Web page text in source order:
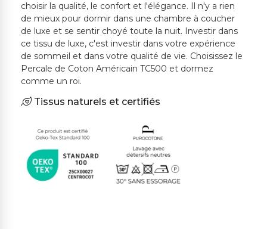
choisir la qualité, le confort et l'élégance. Il n'y a rien
de mieux pour dormir dans une chambre à coucher
de luxe et se sentir choyé toute la nuit. Investir dans
ce tissu de luxe, c'est investir dans votre expérience
de sommeil et dans votre qualité de vie. Choisissez le
Percale de Coton Américain TC500 et dormez
comme un roi.
Tissus naturels et certifiés